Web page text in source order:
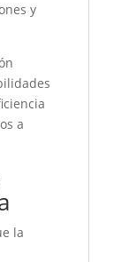
y
a
la